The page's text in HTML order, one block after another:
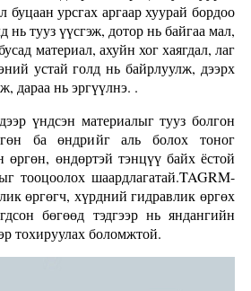
буцаан урсгах аргаар хуурай бордоо
тууз үүсгэж, дотор нь байгаа мал,
материал, ахуйн хог хаягдал, лаг
устай голд нь байрлуулж, дээрх
дараа нь эргүүлнэ. .
үндсэн материалыг тууз болгон
ба өндрийг аль болох тоног
өндөртэй тэнцүү байх ёстой
тооцоолох шаардлагатай.TAGRM-
өргөгч, хүрдний гидравлик өргөх
бөгөөд тэдгээр нь яндангийн
тохируулах боломжтой.